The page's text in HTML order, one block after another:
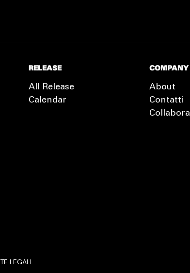
RELEASE
All Release
Calendar
COMPANY
About
Contatti
Collabora
LEGALI